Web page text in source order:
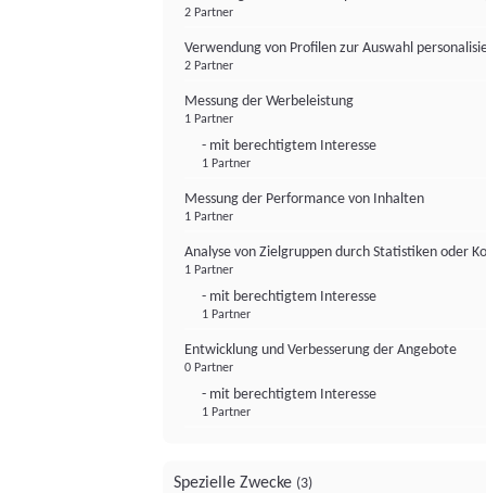
2 Partner
Verwendung von Profilen zur Auswahl
2 Partner
Messung der Werbeleistung
1 Partner
- mit berechtigtem Interesse
1 Partner
Messung der Performance von Inhalten
1 Partner
Analyse von Zielgruppen durch Statistiken oder
1 Partner
- mit berechtigtem Interesse
1 Partner
Entwicklung und Verbesserung der Angebote
0 Partner
- mit berechtigtem Interesse
1 Partner
Spezielle Zwecke (3)